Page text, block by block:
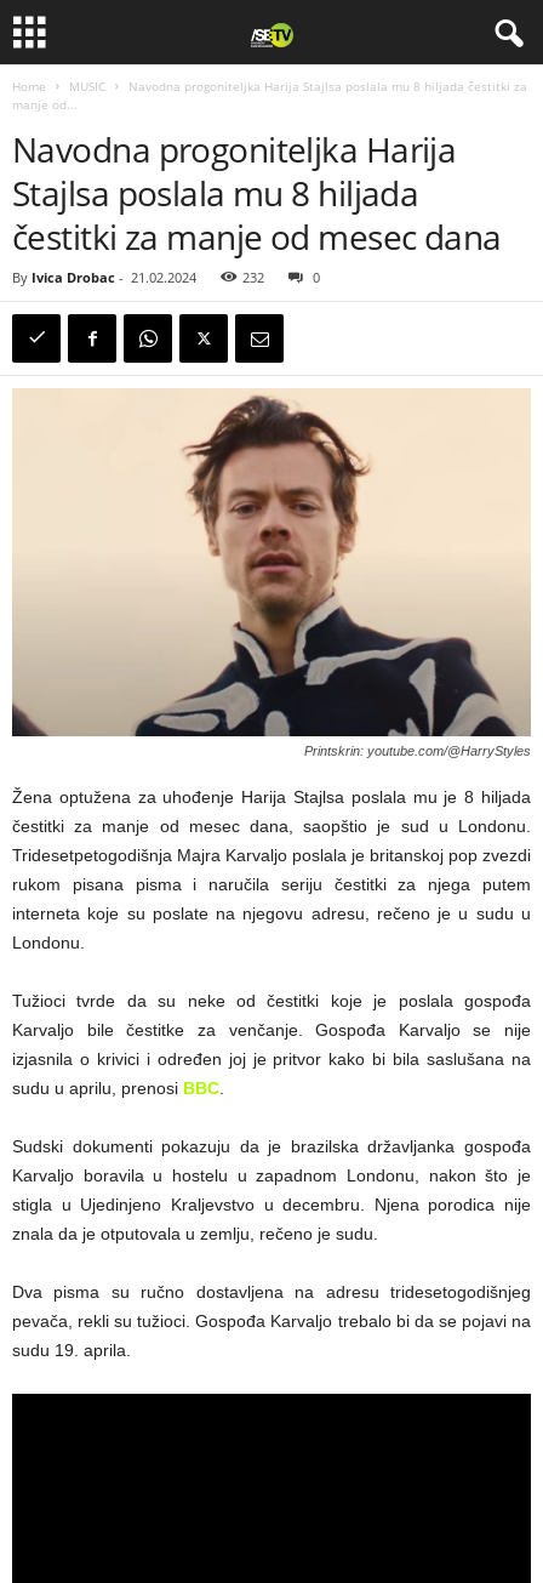
Home MUSIC
Navodna progoniteljka Harija Stajlsa poslala mu 8 hiljada čestitki za
manje od...
Navodna progoniteljka Harija
Stajlsa poslala mu 8 hiljada
čestitki za manje od mesec dana
By Ivica Drobac - 21.02.2024 232 0
Printskrin: youtube.com/@HarryStyles
Žena optužena za uhođenje Harija Stajlsa poslala mu je 8 hiljada
čestitki za manje od mesec dana, saopštio je sud u Londonu.
Tridesetpetogodišnja Majra Karvaljo poslala je britanskoj pop zvezdi
rukom pisana pisma i naručila seriju čestitki za njega putem
interneta koje su poslate na njegovu adresu, rečeno je u sudu u
Londonu.
Tužioci tvrde da su neke od čestitki koje je poslala gospođa
Karvaljo bile čestitke za venčanje. Gospođa Karvaljo se nije
izjasnila o krivici i određen joj je pritvor kako bi bila saslušana na
sudu u aprilu, prenosi BBC
Sudski dokumenti pokazuju da je brazilska državljanka gospođa
Karvaljo boravila u hostelu u zapadnom Londonu, nakon što je
stigla u Ujedinjeno Kraljevstvo u decembru. Njena porodica nije
znala da je otputovala u zemlju, rečeno je sudu.
Dva pisma su ručno dostavljena na adresu tridesetogodišnjeg
pevača, rekli su tužioci. Gospođa Karvaljo trebalo bi da se pojavi na
sudu 19. aprila.